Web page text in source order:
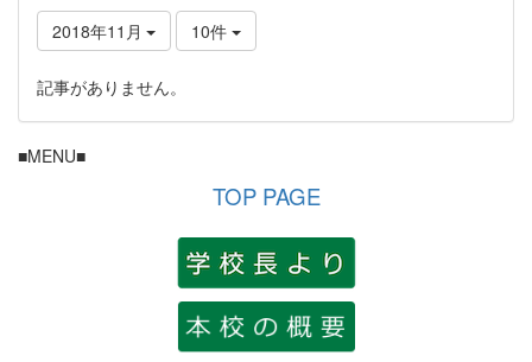
2018年11月 10件
記事がありません。
■MENU■
TOP PAGE